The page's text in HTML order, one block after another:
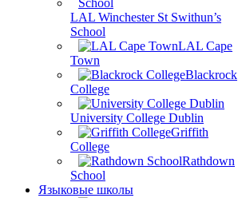
LAL Winchester St Swithun’s
School
LAL Cape
Town
Blackrock
College
University College Dublin
Griffith
College
Rathdown
School
Языковые школы